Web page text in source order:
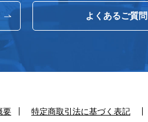
よくあるご質問
要 特定商取引法に基づく表記